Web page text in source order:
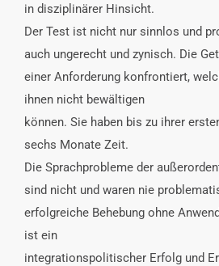
in disziplinärer Hinsicht.
Der Test ist nicht nur sinnlos und
auch ungerecht und zynisch. Die
einer Anforderung konfrontiert,
ihnen nicht bewältigen
können. Sie haben bis zu ihrer
sechs Monate Zeit.
Die Sprachprobleme der
sind nicht und waren nie
erfolgreiche Behebung ohne
ist ein
integrationspolitischer Erfolg und